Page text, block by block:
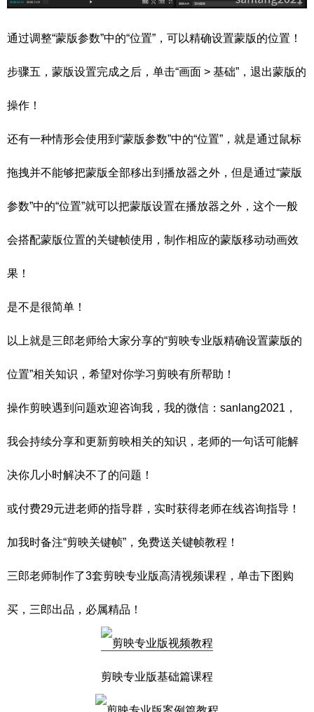
通过调整“蒙版参数”中的“位置”，可以精确设置蒙版的位置！
步骤五，蒙版设置完成之后，单击“画面 > 基础”，退出蒙版的
操作！
还有一种情形会使用到“蒙版参数”中的“位置”，就是通过鼠标
拖拽并不能够把蒙版全部移出到播放器之外，但是通过“蒙版
参数”中的“位置”就可以把蒙版设置在播放器之外，这个一般
会搭配蒙版位置的关键帧使用，制作相应的蒙版移动动画效
果！
是不是很简单！
以上就是三郎老师给大家分享的“剪映专业版精确设置蒙版的
位置”相关知识，希望对你学习剪映有所帮助！
操作剪映遇到问题欢迎咨询我，我的微信：sanlang2021，
我会持续分享和更新剪映相关的知识，老师的一句话可能解
决你几小时解决不了的问题！
或付费29元进老师的指导群，实时获得老师在线咨询指导！
加我时备注“剪映关键帧”，免费送关键帧教程！
三郎老师制作了3套剪映专业版高清视频课程，单击下图购
买，三郎出品，必属精品！
剪映专业版基础篇课程